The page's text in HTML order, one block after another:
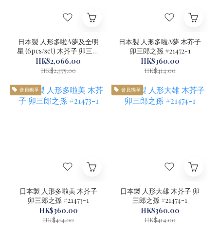
日本製 人形多啦A夢及全明
星 (6pcs/set) 木芥子 卯三郎
之孫 #21472-S6-1
HK$2,066.00
HK$2,375.00
日本製 人形多啦A夢 木芥子
卯三郎之孫 #21472-1
HK$360.00
HK$414.00
會員獨享
日本製 人形多啦美 木芥子
卯三郎之孫 #21473-1
HK$360.00
HK$414.00
會員獨享
日本製 人形大雄 木芥子 卯
三郎之孫 #21474-1
HK$360.00
HK$414.00